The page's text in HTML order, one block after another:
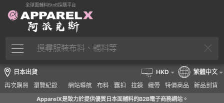
全球面輔料BtoB採購平台
日本出貨
再次購買
瀏覽紀錄 網站導航 布料 羈扣 拉鍊 織帶 特價商品 新品到貨
HKD 繁體中文
ApparelX是致力於提供優質日本面輔料的B2B電子商務網站。